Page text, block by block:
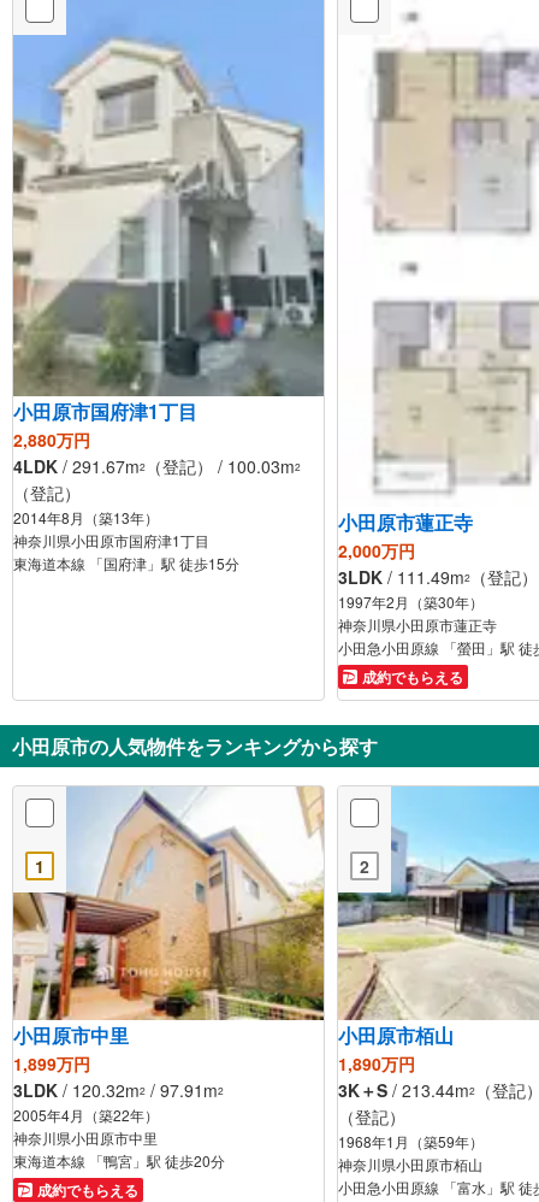
小田原市国府津1丁目
2,880万円
4LDK / 291.67m2 （登記） / 100.03m2
（登記）
2014年8月（築13年）
神奈川県小田原市国府津1丁目
東海道本線 「国府津」駅 徒歩15分
小田原市蓮正寺
2,000万円
3LDK / 111.49m2 （登記
1997年2月（築30年）
神奈川県小田原市蓮正寺
小田急小田原線 「螢田」駅 徒
成約でもらえる
小田原市の人気物件をランキングから探す
1
小田原市中里
1,899万円
3LDK / 120.32m2 / 97.91m2
2005年4月（築22年）
神奈川県小田原市中里
東海道本線 「鴨宮」駅 徒歩20分
成約でもらえる
2
小田原市栢山
1,890万円
3K＋S / 213.44m2
（登記
（登記）
1968年1月（築59年）
神奈川県小田原市栢山
小田急小田原線 「富水」駅 徒